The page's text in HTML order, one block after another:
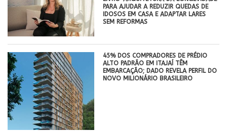
PARA AJUDAR A REDUZIR QUEDAS DE
IDOSOS EM CASA E ADAPTAR LARES
SEM REFORMAS
45% DOS COMPRADORES DE PRÉDIO
ALTO PADRÃO EM ITAJAÍ TÊM
EMBARCAÇÃO; DADO REVELA PERFIL DO
NOVO MILIONÁRIO BRASILEIRO